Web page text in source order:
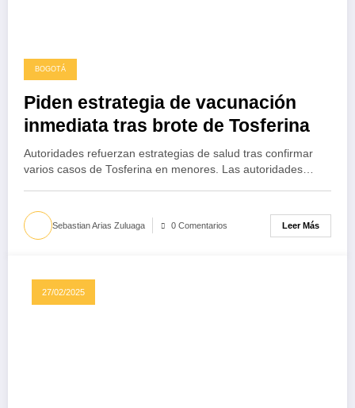
BOGOTÁ
Piden estrategia de vacunación
inmediata tras brote de Tosferina
Autoridades refuerzan estrategias de salud tras confirmar
varios casos de Tosferina en menores. Las autoridades…
Sebastian Arias Zuluaga 0 Comentarios Leer Más
27/02/2025